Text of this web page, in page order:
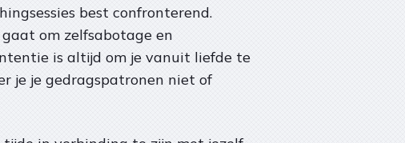
best confronterend.
om zelfsabotage en
is altijd om je vanuit liefde te
je je gedragspatronen niet of